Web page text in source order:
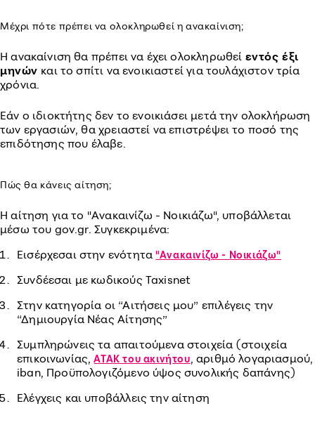
Μέχρι πότε πρέπει να ολοκληρωθεί η ανακαίνιση;
Η ανακαίνιση θα πρέπει να έχει ολοκληρωθεί εντός έξι
μηνών και το σπίτι να ενοικιαστεί για τουλάχιστον τρία
χρόνια.
Εάν ο ιδιοκτήτης δεν το ενοικιάσει μετά την ολοκλήρωση
των εργασιών, θα χρειαστεί να επιστρέψει το ποσό της
επιδότησης που έλαβε.
Πώς θα κάνεις αίτηση;
Η αίτηση για το "Ανακαινίζω - Νοικιάζω", υποβάλλεται
μέσω του gov.gr. Συγκεκριμένα:
Εισέρχεσαι στην ενότητα "Ανακαινίζω - Νοικιάζω"
Συνδέεσαι με κωδικούς Taxisnet
Στην κατηγορία οι “Αιτήσεις μου” επιλέγεις την
“Δημιουργία Νέας Αίτησης”
Συμπληρώνεις τα απαιτούμενα στοιχεία (στοιχεία
επικοινωνίας,ΑΤΑΚ του ακινήτου, αριθμό λογαριασμού,
iban, Προϋπολογιζόμενο ύψος συνολικής δαπάνης)
Ελέγχεις και υποβάλλεις την αίτηση